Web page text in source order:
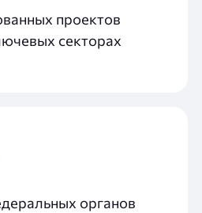
проектов
секторах
органов